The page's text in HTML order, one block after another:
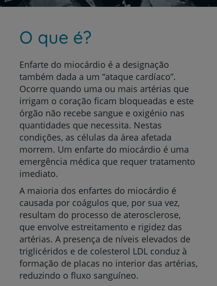
O que é?
Enfarte do miocárdio é a designação
também dada a um “ataque cardíaco”.
Ocorre quando uma ou mais artérias que
irrigam o coração ficam bloqueadas e este
órgão não recebe sangue e oxigénio nas
quantidades que necessita. Nestas
condições, as células da área afetada
morrem. Um enfarte do miocárdio é uma
emergência médica que requer tratamento
imediato.
A maioria dos enfartes do miocárdio é
causada por coágulos que, por sua vez,
resultam do processo de aterosclerose,
que envolve estreitamento e rigidez das
artérias. A presença de níveis elevados de
triglicéridos e de colesterol LDL conduz à
formação de placas no interior das artérias,
reduzindo o fluxo sanguíneo.